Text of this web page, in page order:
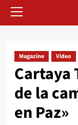
Magazine Video
Cartaya
de la
en Paz»